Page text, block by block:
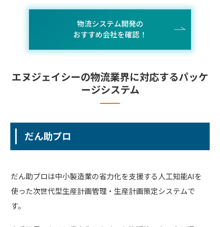
物流システム開発の
おすすめ会社を確認！
エヌジェイシーの物流業界に対応するパッケ
ージシステム
だん助プロ
だん助プロは中小製造業の省力化を支援する人工知能AIを
使った次世代型生産計画管理・生産計画策定システムで
す。